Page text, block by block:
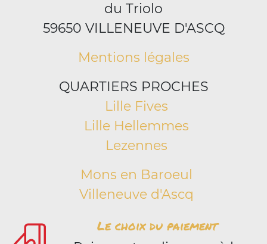
du Triolo
59650 VILLENEUVE D'ASCQ
Mentions légales
QUARTIERS PROCHES
Lille Fives
Lille Hellemmes
Lezennes
Mons en Baroeul
Villeneuve d'Ascq
Le choix du paiement